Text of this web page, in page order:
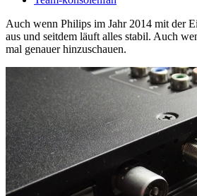
Auch wenn Philips im Jahr 2014 mit der
aus und seitdem läuft alles stabil. Auch
mal genauer hinzuschauen.